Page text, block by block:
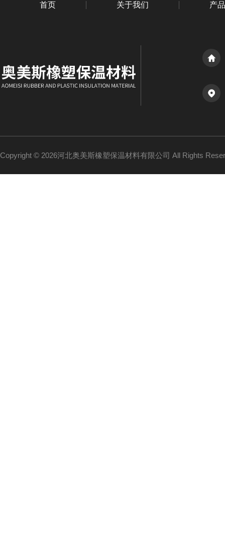
首页 关于我们 产
Copyright © 2026河北奥美斯橡塑保温材料有限公司 All Rights